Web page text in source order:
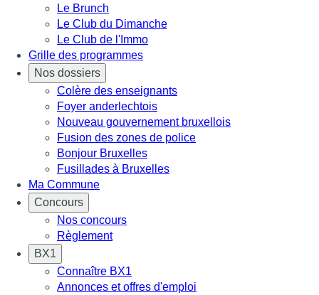
Le Brunch
Le Club du Dimanche
Le Club de l'Immo
Grille des programmes
Nos dossiers
Colère des enseignants
Foyer anderlechtois
Nouveau gouvernement bruxellois
Fusion des zones de police
Bonjour Bruxelles
Fusillades à Bruxelles
Ma Commune
Concours
Nos concours
Règlement
BX1
Connaître BX1
Annonces et offres d'emploi